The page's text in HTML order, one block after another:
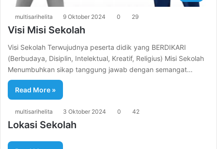
multisarihelita 9 Oktober 2024 0 29
Visi Misi Sekolah
Visi Sekolah Terwujudnya peserta didik yang BERDIKARI
(Berbudaya, Disiplin, Intelektual, Kreatif, Religius) Misi Sekolah
Menumbuhkan sikap tanggung jawab dengan semangat…
Read More »
multisarihelita 3 Oktober 2024 0 42
Lokasi Sekolah